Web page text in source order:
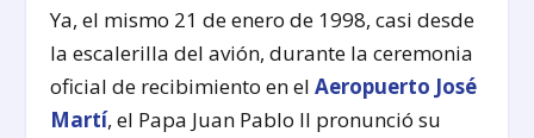
Ya, el mismo 21 de enero de 1998, casi desde
la escalerilla del avión, durante la ceremonia
oficial de recibimiento en elAeropuerto José
Martí, el Papa Juan Pablo II pronunció su